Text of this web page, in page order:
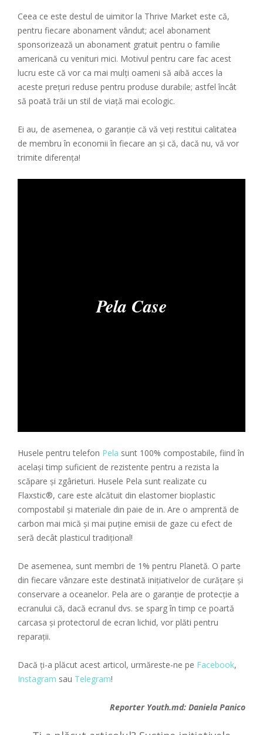
Ceea ce este destul de uimitor la Thrive Market este că,
pentru fiecare abonament vândut; acel abonament
sponsorizează un abonament gratuit pentru o familie
americană cu venituri mici. Motivul pentru care fac acest
lucru este că vor ca mai mulți oameni să aibă acces la
aceste prețuri reduse pentru produse durabile; astfel încât
să poată trăi un stil de viață mai ecologic.
Ei au, de asemenea, o garanție că vă veți restitui calitatea
de membru în economii în fiecare an și că, dacă nu, vă vor
trimite diferența!
Pela Case
Husele pentru telefon Pela sunt 100% compostabile, fiind în
același timp suficient de rezistente pentru a rezista la
scăpare și zgârieturi. Husele Pela sunt realizate cu
Flaxstic®, care este alcătuit din elastomer bioplastic
compostabil și materiale din paie de in. Are o amprentă de
carbon mai mică și mai puține emisii de gaze cu efect de
seră decât plasticul tradițional!
De asemenea, sunt membri de 1% pentru Planetă. O parte
din fiecare vânzare este destinată inițiativelor de curățare și
conservare a oceanelor. Pela are o garanție de protecție a
ecranului că, dacă ecranul dvs. se sparg în timp ce poartă
carcasa și protectorul de ecran lichid, vor plăti pentru
reparații.
Dacă ți-a plăcut acest articol, urmăreste-ne pe Facebook,
Instagram sau Telegram!
Reporter Youth.md: Daniela Panico